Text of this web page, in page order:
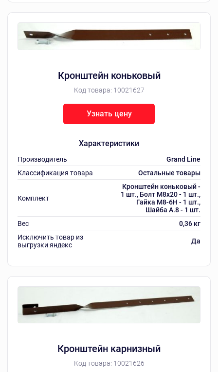
Кронштейн коньковый
Код товара: 10021627
Характеристики
Производитель
Grand Line
Классификация товара
Остальные товары
Комплект
Кронштейн коньковый -
1 шт., Болт М8х20 - 1 шт.,
Гайка М8-6Н - 1 шт.,
Шайба А.8 - 1 шт.
Вес
0,36 кг
Исключить товар из
выгрузки яндекс
Да
Узнать цену
Кронштейн карнизный
Код товара: 10021626